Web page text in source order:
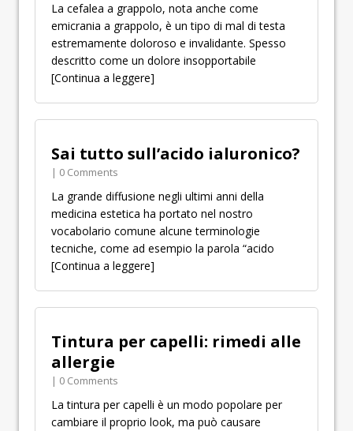
La cefalea a grappolo, nota anche come
emicrania a grappolo, è un tipo di mal di testa
estremamente doloroso e invalidante. Spesso
descritto come un dolore insopportabile
[Continua a leggere]
Sai tutto sull’acido ialuronico?
| 0 Comments
La grande diffusione negli ultimi anni della
medicina estetica ha portato nel nostro
vocabolario comune alcune terminologie
tecniche, come ad esempio la parola “acido
[Continua a leggere]
Tintura per capelli: rimedi alle
allergie
| 0 Comments
La tintura per capelli è un modo popolare per
cambiare il proprio look, ma può causare